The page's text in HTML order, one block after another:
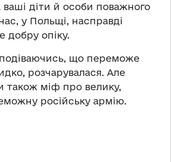
ваші діти й особи поважного
у Польщі, насправді
добру опіку.
що переможе
розчарувалася. Але
також міф про велику,
російську армію.